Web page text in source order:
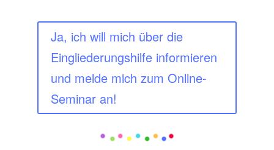
Ja, ich will mich über die
Eingliederungshilfe informieren
und melde mich zum Online-
Seminar an!